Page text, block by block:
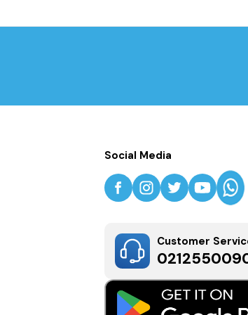
Social Media
Customer